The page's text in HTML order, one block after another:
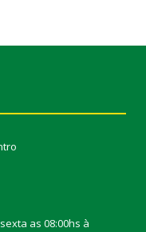
as 08:00hs à